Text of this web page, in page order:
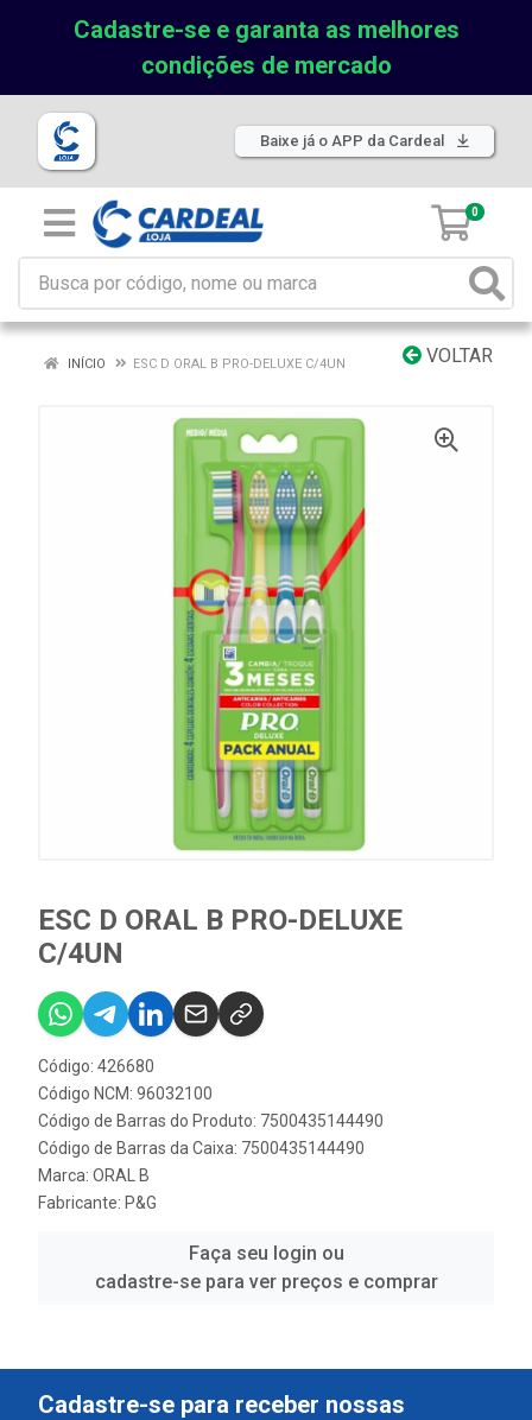
Cadastre-se e garanta as melhores
condições de mercado
Baixe já o APP da Cardeal
0
VOLTAR
INÍCIO ESC D ORAL B PRO-DELUXE C/4UN
ESC D ORAL B PRO-DELUXE
C/4UN
Código: 426680
Código NCM: 96032100
Código de Barras do Produto: 7500435144490
Código de Barras da Caixa: 7500435144490
Marca: ORAL B
Fabricante: P&G
Faça seu login ou
cadastre-se para ver preços e comprar
Cadastre-se para receber nossas